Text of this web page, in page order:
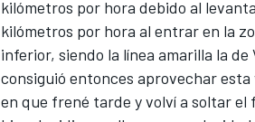
kilómetros por hora debido al
kilómetros por hora al entrar en la
inferior, siendo la línea amarilla la
consiguió entonces aprovechar
en que frené tarde y volví a soltar el